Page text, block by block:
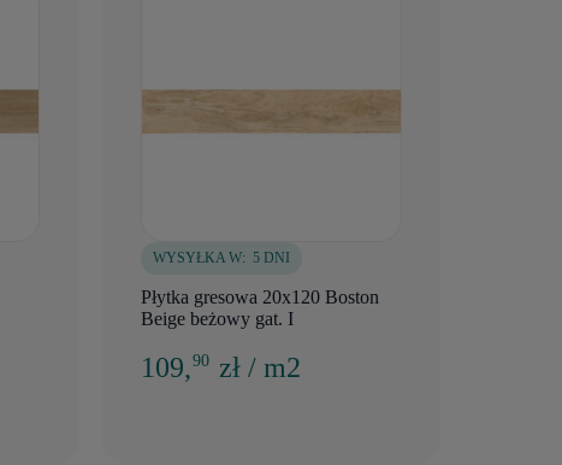
WYSYŁKA W: 5 DNI
Płytka gresowa 20x120 Boston
Beige beżowy gat. I
109,90 zł / m2